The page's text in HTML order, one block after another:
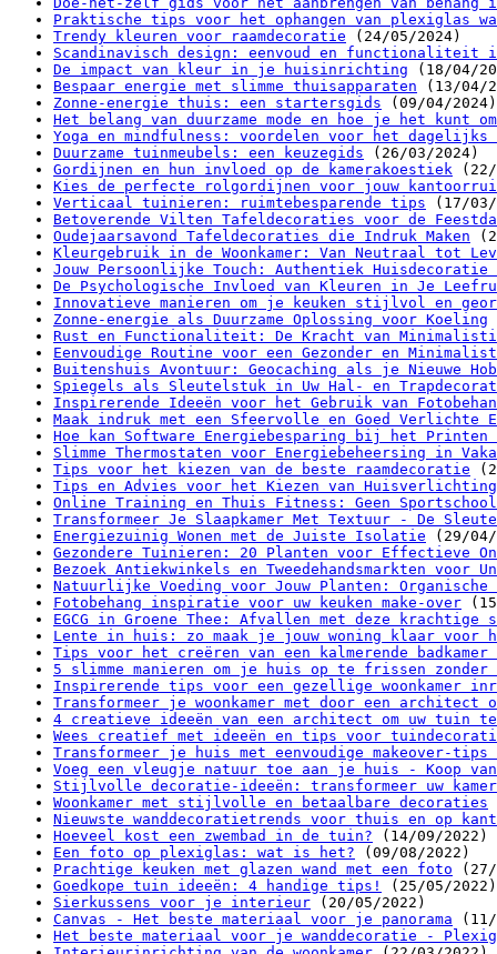
Praktische tips voor het ophangen van plexiglas
Trendy kleuren voor raamdecoratie
(24/05/2024)
Scandinavisch design: eenvoud en
De impact van kleur in je huisinrichting
(18/04/
Bespaar energie met slimme thuisapparaten
(13/04/
Zonne-energie thuis: een startersgids
(09/04/2024)
Het belang van duurzame mode en hoe je het kunt
Yoga en mindfulness: voordelen voor het dagelijks
Duurzame tuinmeubels: een keuzegids
(26/03/2024)
Gordijnen en hun invloed op de kamerakoestiek
Kies de perfecte rolgordijnen voor jouw
Verticaal tuinieren: ruimtebesparende tips
(17/
Betoverende Vilten Tafeldecoraties voor de
Oudejaarsavond Tafeldecoraties die Indruk Maken
Kleurgebruik in de Woonkamer: Van Neutraal tot
Jouw Persoonlijke Touch: Authentiek Huisdecoratie
De Psychologische Invloed van Kleuren in Je
Innovatieve manieren om je keuken stijlvol en
Zonne-energie als Duurzame Oplossing voor Koeling
Rust en Functionaliteit: De Kracht van
Eenvoudige Routine voor een Gezonder en
Buitenshuis Avontuur: Geocaching als je Nieuwe
Spiegels als Sleutelstuk in Uw Hal- en
Inspirerende Ideeën voor het Gebruik van
Maak indruk met een Sfeervolle en Goed Verlichte
Hoe kan Software Energiebesparing bij het Printen
Slimme Thermostaten voor Energiebeheersing in
Tips voor het kiezen van de beste raamdecoratie
Tips en Advies voor het Kiezen van Huisverlichting
Online Training en Thuis Fitness: Geen
Transformeer Je Slaapkamer Met Textuur - De
Energiezuinig Wonen met de Juiste Isolatie
(29/
Gezondere Tuinieren: 20 Planten voor Effectieve
Bezoek Antiekwinkels en Tweedehandsmarkten voor
Natuurlijke Voeding voor Jouw Planten: Organische
Fotobehang inspiratie voor uw keuken make-over
EGCG in Groene Thee: Afvallen met deze krachtige
Lente in huis: zo maak je jouw woning klaar voor
Tips voor het creëren van een kalmerende
5 slimme manieren om je huis op te frissen zonder
Inspirerende tips voor een gezellige woonkamer
Transformeer je woonkamer met door een architect
4 creatieve ideeën van een architect om uw tuin te
Wees creatief met ideeën en tips voor
Transformeer je huis met eenvoudige makeover-
Voeg een vleugje natuur toe aan je huis - Koop
Stijlvolle decoratie-ideeën: transformeer uw
Woonkamer met stijlvolle en betaalbare decoraties
Nieuwste wanddecoratietrends voor thuis en op
Hoeveel kost een zwembad in de tuin?
(14/09/2022)
Een foto op plexiglas: wat is het?
(09/08/2022)
Prachtige keuken met glazen wand met een foto
Goedkope tuin ideeën: 4 handige tips!
(25/05/2022)
Sierkussens voor je interieur
(20/05/2022)
Canvas - Het beste materiaal voor je panorama
Het beste materiaal voor je wanddecoratie -